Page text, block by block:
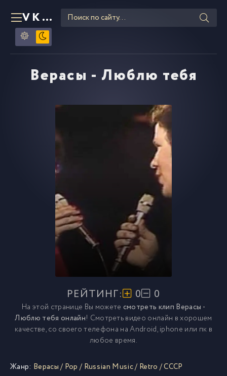
VKLIPE RU
Верасы - Люблю тебя
РЕЙТИНГ: 0 0
На этой странице Вы можете смотреть клип Верасы -
Люблю тебя онлайн! Смотреть видео онлайн в хорошем
качестве, со своего телефона на Android, iphone или пк в
любое время.
Жанр: Верасы/ Pop / Russian Music/ Retro /СССР